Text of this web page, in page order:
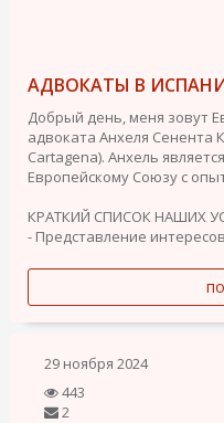
АДВОКАТЫ В
Добрый день, меня зовут
адвоката Анхеля Сенента
Cartagena). Анхель
Европейскому Союзу с
КРАТКИЙ СПИСОК НАШИХ
- Представление
29 ноября 2024
443
2